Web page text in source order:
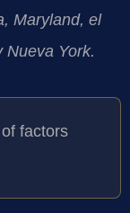
Maryland, el
Nueva York.
factors